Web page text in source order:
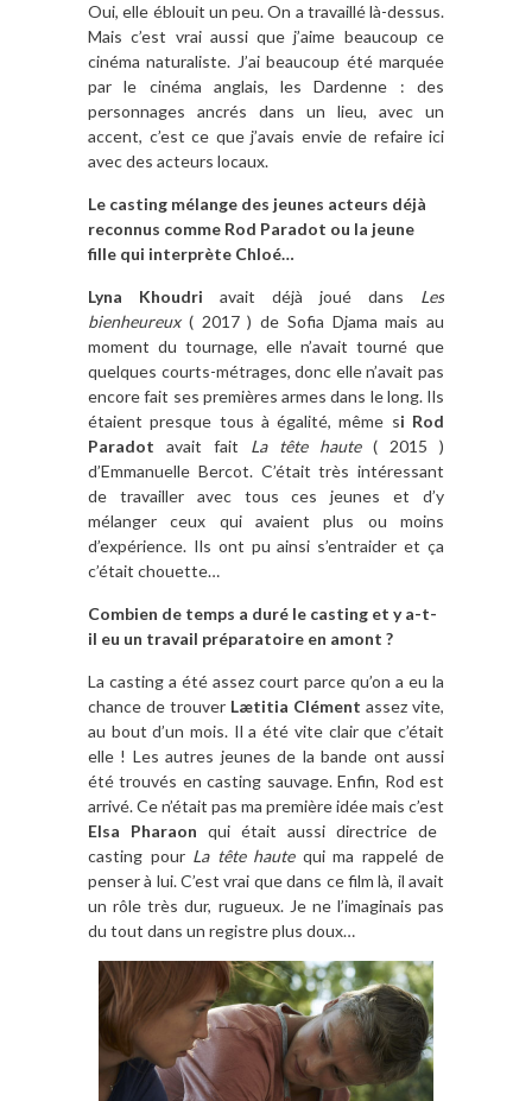
Oui, elle éblouit un peu. On a travaillé là-dessus.
Mais c’est vrai aussi que j’aime beaucoup ce
cinéma naturaliste. J’ai beaucoup été marquée
par le cinéma anglais, les Dardenne : des
personnages ancrés dans un lieu, avec un
accent, c’est ce que j’avais envie de refaire ici
avec des acteurs locaux.
Le casting mélange des jeunes acteurs déjà
reconnus comme Rod Paradot ou la jeune
fille qui interprète Chloé…
Lyna Khoudri avait déjà joué dans Les
bienheureux ( 2017 ) de Sofia Djama mais au
moment du tournage, elle n’avait tourné que
quelques courts-métrages, donc elle n’avait pas
encore fait ses premières armes dans le long. Ils
étaient presque tous à égalité, même si Rod
Paradot avait fait La tête haute( 2015 )
d’Emmanuelle Bercot. C’était très intéressant
de travailler avec tous ces jeunes et d’y
mélanger ceux qui avaient plus ou moins
d’expérience. Ils ont pu ainsi s’entraider et ça
c’était chouette…
Combien de temps a duré le casting et y a-t-
il eu un travail préparatoire en amont ?
La casting a été assez court parce qu’on a eu la
chance de trouver Lætitia Clément assez vite,
au bout d’un mois. Il a été vite clair que c’était
elle ! Les autres jeunes de la bande ont aussi
été trouvés en casting sauvage. Enfin, Rod est
arrivé. Ce n’était pas ma première idée mais c’est
Elsa Pharaon qui était aussi directrice de
casting pour La tête hautequi ma rappelé de
penser à lui. C’est vrai que dans ce film là, il avait
un rôle très dur, rugueux. Je ne l’imaginais pas
du tout dans un registre plus doux…